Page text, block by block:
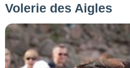
Volerie des Aigles